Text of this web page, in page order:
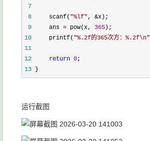
7
8
     scanf(
"%lf", &
9
     ans = pow(x,
365
10
     printf(
"%.2f的365次方：%.2f\n"
11
12
return 0
13 }
运行截图